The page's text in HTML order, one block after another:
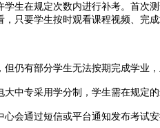
在规定次数内进行补考。首次测
只要学生按时观看课程视频、完
有部分学生无法按期完成学业，
专采用学分制，学生需在规定的
通过短信或平台通知发布考试安